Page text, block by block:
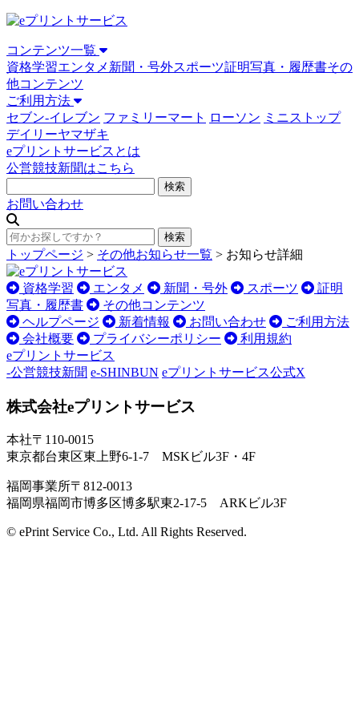
コンテンツ一覧
資格学習エンタメ 新聞・号外スポーツ証明写真・履歴書その
他コンテンツ
ご利用方法
セブン-イレブン ファミリーマート ローソン ミニストップ
デイリーヤマザキ
eプリントサービスとは
公営競技新聞はこちら
お問い合わせ
トップページ > その他お知らせ一覧 > お知らせ詳細
資格学習 エンタメ 新聞・号外 スポーツ
証明
写真・履歴書
その他コンテンツ
ヘルプページ
新着情報 お問い合わせ
ご利用方法
会社概要
プライバシーポリシー
利用規約
eプリントサービス
-公営競技新聞 e-SHINBUN eプリントサービス公式X
株式会社eプリントサービス
本社〒110-0015
東京都台東区東上野6-1-7 MSKビル3F・4F
福岡事業所〒812-0013
福岡県福岡市博多区博多駅東2-17-5 ARKビル3F
© ePrint Service Co., Ltd. All Rights Reserved.